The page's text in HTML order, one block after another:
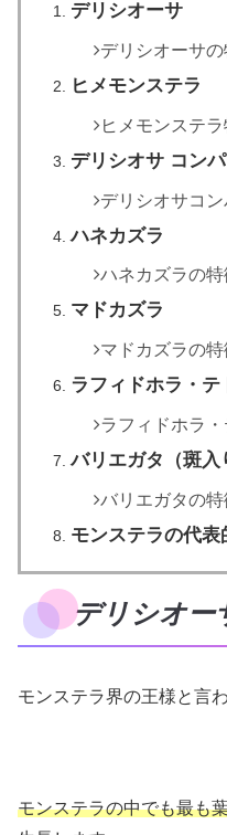
デリシオーサ
デリシオーサ
ヒメモンステラ
ヒメモンステ
デリシオサ コン
デリシオサコ
ハネカズラ
ハネカズラの特
マドカズラ
マドカズラの特
ラフィドホラ・テ
ラフィドホラ
バリエガタ（斑入
バリエガタの特
モンステラの代
デリシオー
モンステラ界の王様と言
モンステラの中でも最も